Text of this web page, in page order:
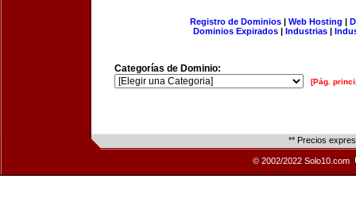
Registro de Dominios| Web Hosting |
Dominios Expirados | Industrias |
Categorías de Dominio:
[Pág.
** Precios
© 2002/2022 Solo10.com